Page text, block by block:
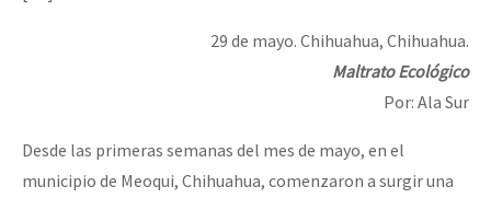
AutonomÍa y Resistencia
Megaproyectos
Dia 1: Encontro “Guerra contra a Humanidade”
29 de mayo. Chihuahua, Chihuahua.
Maltrato Ecológico
Por: Ala Sur
Desde las primeras semanas del mes de mayo, en el
municipio de Meoqui, Chihuahua, comenzaron a surgir una